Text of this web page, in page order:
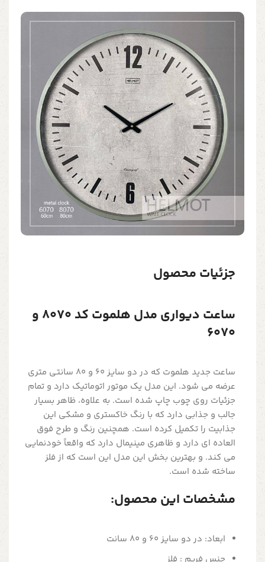
جزئیات محصول
ساعت دیواری مدل هلموت کد 8070 و
6070
ساعت جدید هلموت که در دو سایز 60 و 80 سانتی متری
عرضه می شود. این مدل یک موتور اتوماتیک دارد و تمام
جزئیات روی چوب چاپ شده است. به‌ علاوه، ظاهر بسیار
جالب و جذابی دارد که با رنگ خاکستری و مشکی این
جذابیت را تکمیل کرده است. همچنین رنگ و طرح فوق
العاده ای دارد و ظاهری مینیمال دارد که واقعاً خودنمایی
می کند. و بهترین بخش این مدل این است که از فلز
ساخته شده است.
مشخصات این محصول:
ابعاد: در دو سایز 60 و 80 سانت